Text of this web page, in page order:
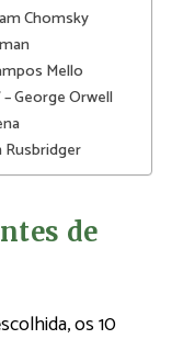
Chomsky
Mello
George Orwell
Rusbridger
de
os 10